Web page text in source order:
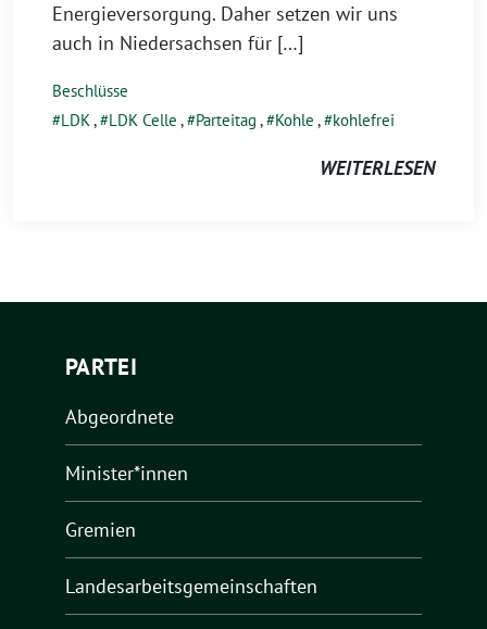
Energieversorgung. Daher setzen wir uns
auch in Niedersachsen für […]
Beschlüsse
LDK, LDK Celle , Parteitag , Kohle , kohlefrei
WEITERLESEN
PARTEI
Abgeordnete
Minister*innen
Gremien
Landesarbeitsgemeinschaften